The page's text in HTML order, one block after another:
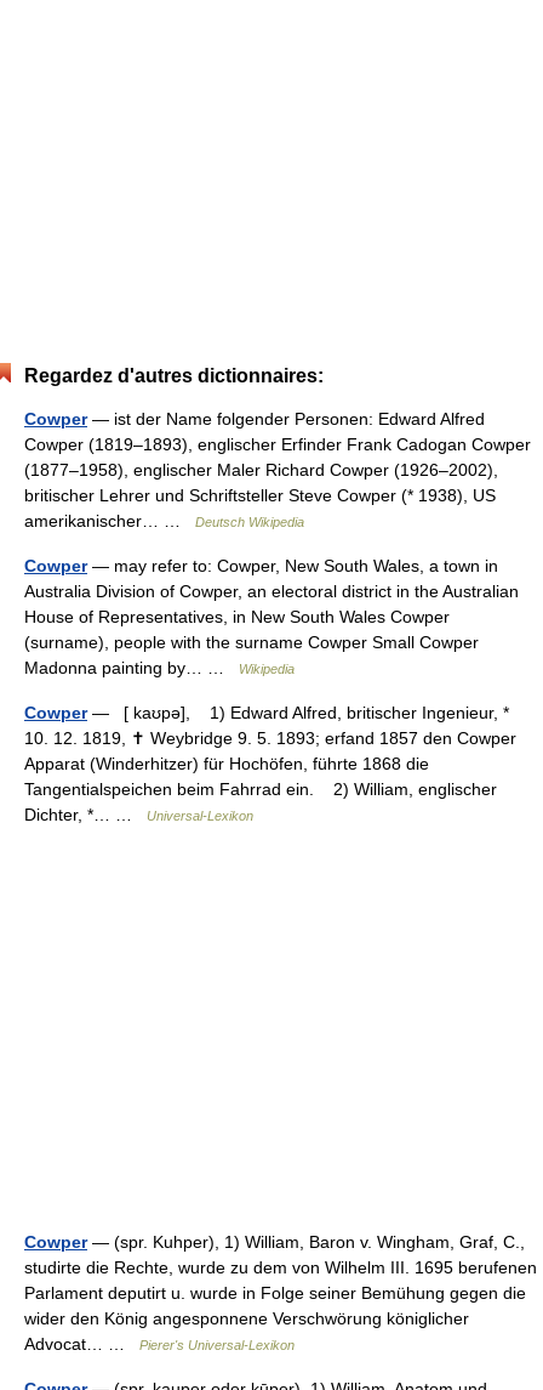
Regardez d'autres dictionnaires:
Cowper— ist der Name folgender Personen: Edward Alfred
Cowper (1819–1893), englischer Erfinder Frank Cadogan Cowper
(1877–1958), englischer Maler Richard Cowper (1926–2002),
britischer Lehrer und Schriftsteller Steve Cowper (* 1938), US
amerikanischer… …
Deutsch Wikipedia
Cowper— may refer to: Cowper, New South Wales, a town in
Australia Division of Cowper, an electoral district in the Australian
House of Representatives, in New South Wales Cowper
(surname), people with the surname Cowper Small Cowper
Madonna painting by… …
Wikipedia
Cowper— [ kaʊpə], 1) Edward Alfred, britischer Ingenieur, *
10. 12. 1819, ✝ Weybridge 9. 5. 1893; erfand 1857 den Cowper
Apparat (Winderhitzer) für Hochöfen, führte 1868 die
Tangentialspeichen beim Fahrrad ein. 2) William, englischer
Dichter, *… …
Universal-Lexikon
Cowper— (spr. Kuhper), 1) William, Baron v. Wingham, Graf, C.,
studirte die Rechte, wurde zu dem von Wilhelm III. 1695 berufenen
Parlament deputirt u. wurde in Folge seiner Bemühung gegen die
wider den König angesponnene Verschwörung königlicher
Advocat… …
Pierer's Universal-Lexikon